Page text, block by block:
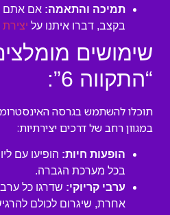
תמיכה והתאמה: אם אתם
בקצב, דברו איתנו על
שימושים
“התקווה 6”:
תוכלו להשתמש בגרסה
במגוון רחב של דרכים יצירתיות:
הופעות חיות: הופיעו עם
בכל מערכת הגברה.
ערבי קריוקי: שדרגו כל
אחרת, שיגרום לכולם